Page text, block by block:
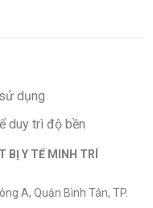
dụng
duy trì độ bền
BỊ Y TẾ MINH TRÍ
A, Quận Bình Tân, TP.